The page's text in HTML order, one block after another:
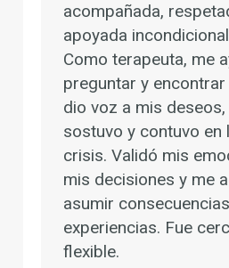
acompañada,
apoyada
Como terapeuta, me
preguntar y
dio voz a mis
sostuvo y contuvo
crisis. Validó mis
mis decisiones y me
asumir
experiencias. Fue
flexible.